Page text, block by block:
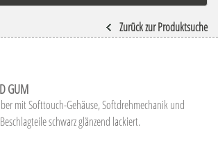
Zurück zur Produktsuche
GUM
mit Softtouch-Gehäuse, Softdrehmechanik und
schwarz glänzend lackiert.